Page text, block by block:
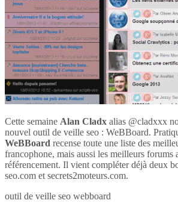
Cette semaine Alan Cladx alias @cladxxx
nouvel outil de veille seo : WeBBoard.
WeBBoard recense toute une liste des
francophone, mais aussi les meilleurs forums
référencement. Il vient compléter déjà deux
seo.com et secrets2moteurs.com.
outil de veille seo webboard